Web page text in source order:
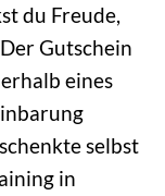
du Freude,
Gutschein
eines
selbst
in